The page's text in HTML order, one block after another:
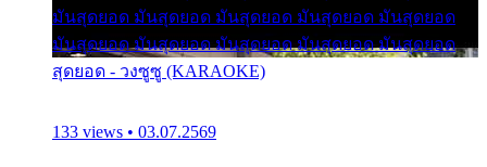
มันสุดยอด มันสุดยอด มันสุดยอด มันสุดยอด มันสุดยอด
มันสุดยอด มันสุดยอด มันสุดยอด มันสุดยอด มันสุดยอด
สุดยอด - วงซูซู (KARAOKE)
133 views • 03.07.2569